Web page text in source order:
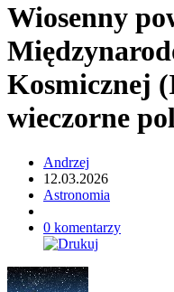
Wiosenny
Kosmicznej
wieczorne
Andrzej
12.03.2026
Astronomia
0 komentarzy